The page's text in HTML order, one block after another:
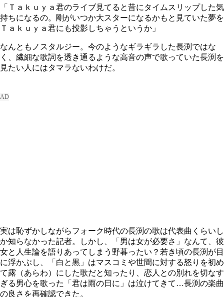
「Ｔａｋｕｙａ君のライブ見てると昔にタイムスリップした気
持ちになるの。剛がいつか大スターになるかもと見ていた夢を
Ｔａｋｕｙａ君にも投影しちゃうというか」
なんともノスタルジー。今のようなギラギラした長渕ではな
く、繊細な歌詞を透き通るような高音の声で歌っていた長渕を
見たい人にはタマラないわけだ。
実は恥ずかしながらフォーク時代の長渕の歌は代表曲くらいし
か知らなかった記者。しかし、「男は女が必要さ」なんて、彼
女と人生論を語りあってしまう野暮ったい？若き頃の長渕が目
に浮かぶし、「白と黒」はマスコミや世間に対する怒りを初め
て露（あらわ）にした歌だと知ったり、恋人との別れを切なす
ぎる男心を歌った「君は雨の日に」は泣けてきて…長渕の楽曲
の良さを再確認できた。